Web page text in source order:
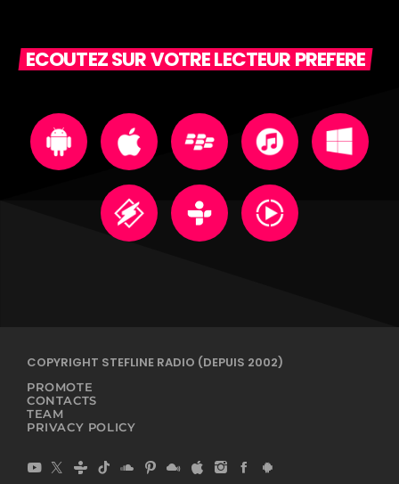
ECOUTEZ SUR VOTRE LECTEUR PREFERE
COPYRIGHT STEFLINE RADIO (DEPUIS 2002)
PROMOTE
CONTACTS
TEAM
PRIVACY POLICY